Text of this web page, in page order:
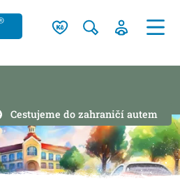
Cestujeme do zahraničí autem